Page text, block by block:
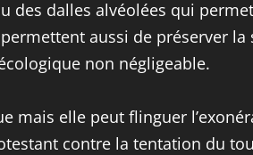
des dalles alvéolées qui
aussi de préserver la
non négligeable.
mais elle peut flinguer
contre la tentation du